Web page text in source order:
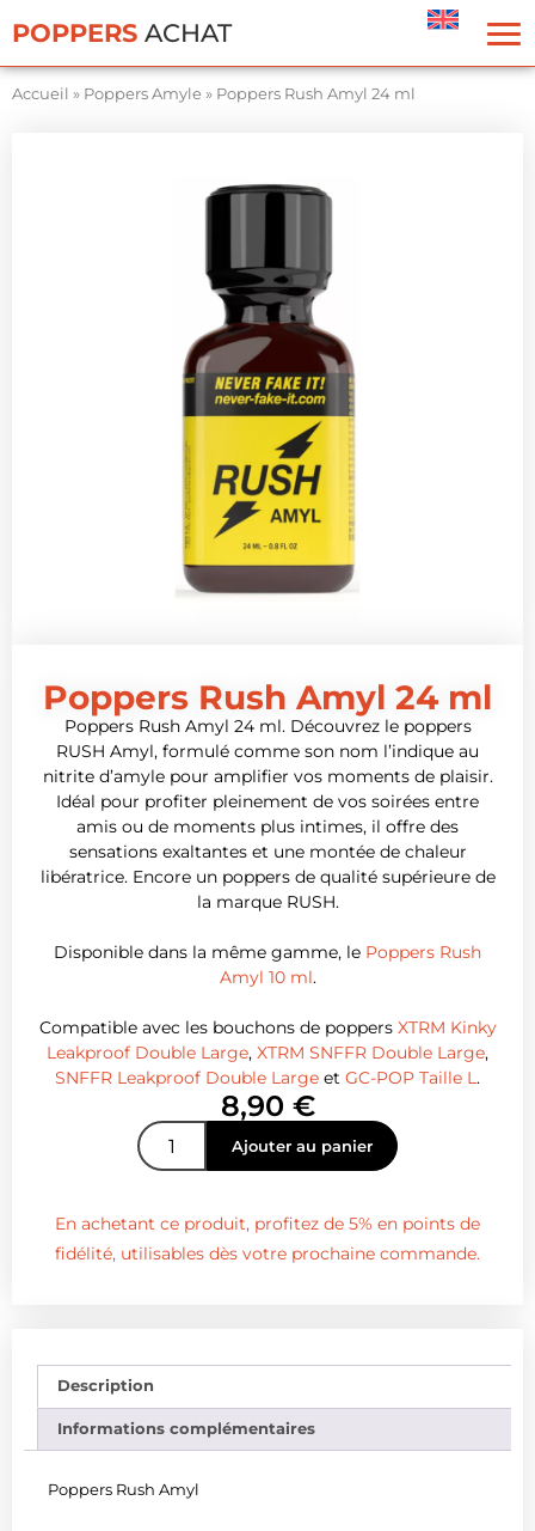
POPPERS ACHAT
Accueil » Poppers Amyle» Poppers Rush Amyl 24 ml
Poppers Rush Amyl 24 ml
Poppers Rush Amyl 24 ml. Découvrez le poppers
RUSH Amyl, formulé comme son nom l’indique au
nitrite d’amyle pour amplifier vos moments de plaisir.
Idéal pour profiter pleinement de vos soirées entre
amis ou de moments plus intimes, il offre des
sensations exaltantes et une montée de chaleur
libératrice. Encore un poppers de qualité supérieure de
la marque RUSH.
Disponible dans la même gamme, le Poppers Rush
Amyl 10 ml.
Compatible avec les bouchons de poppers XTRM Kinky
Leakproof Double Large, XTRM SNFFR Double Large,
SNFFR Leakproof Double Large et GC-POP Taille L.
8,90 €
Ajouter au panier
En achetant ce produit, profitez de 5% en points de
fidélité, utilisables dès votre prochaine commande.
Description
Informations complémentaires
Poppers Rush Amyl